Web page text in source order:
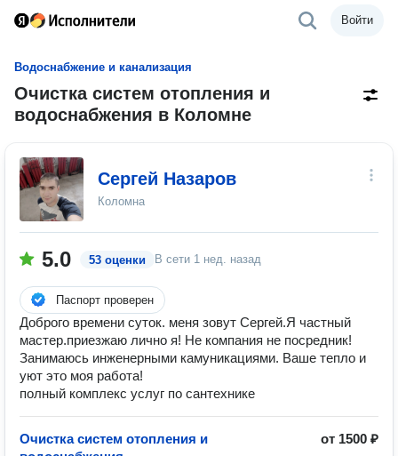
Войти
Водоснабжение и канализация
Очистка систем отопления и
водоснабжения в Коломне
Сергей Назаров
Коломна
5.0 53 оценки В сети 1 нед. назад
Паспорт проверен
Доброго времени суток. меня зовут Сергей.Я частный
мастер.приезжаю лично я! Не компания не посредник!
Занимаюсь инженерными камуникациями. Ваше тепло и
уют это моя работа!
полный комплекс услуг по сантехнике
Очистка систем отопления и
от 1500 ₽